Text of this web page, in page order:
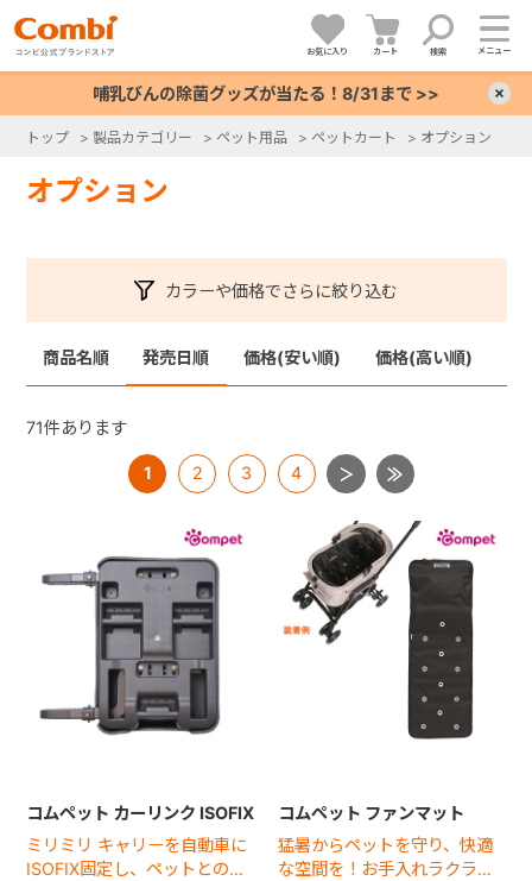
お気に入り カート 検索 メニュー
哺乳びんの除菌グッズが当たる！8/31まで >>
トップ > 製品カテゴリー > ペット用品 > ペットカート > オプション
オプション
カラーや価格でさらに絞り込む
商品名順 発売日順 価格(安い順) 価格(高い順)
71件あります
1 2 3 4
コムペット カーリンク ISOFIX
ミリミリ キャリーを自動車に
ISOFIX固定し、ペットとの車
コムペット ファンマット
猛暑からペットを守り、快適
な空間を！お手入れラクラク